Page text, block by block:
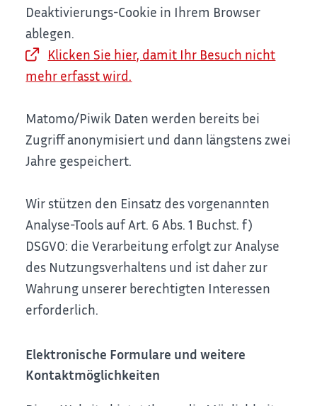
Deaktivierungs-Cookie in Ihrem Browser
ablegen.
Klicken Sie hier, damit Ihr Besuch nicht
mehr erfasst wird.
Matomo/Piwik Daten werden bereits bei
Zugriff anonymisiert und dann längstens zwei
Jahre gespeichert.
Wir stützen den Einsatz des vorgenannten
Analyse-Tools auf Art. 6 Abs. 1 Buchst. f)
DSGVO: die Verarbeitung erfolgt zur Analyse
des Nutzungsverhaltens und ist daher zur
Wahrung unserer berechtigten Interessen
erforderlich.
Elektronische Formulare und weitere
Kontaktmöglichkeiten